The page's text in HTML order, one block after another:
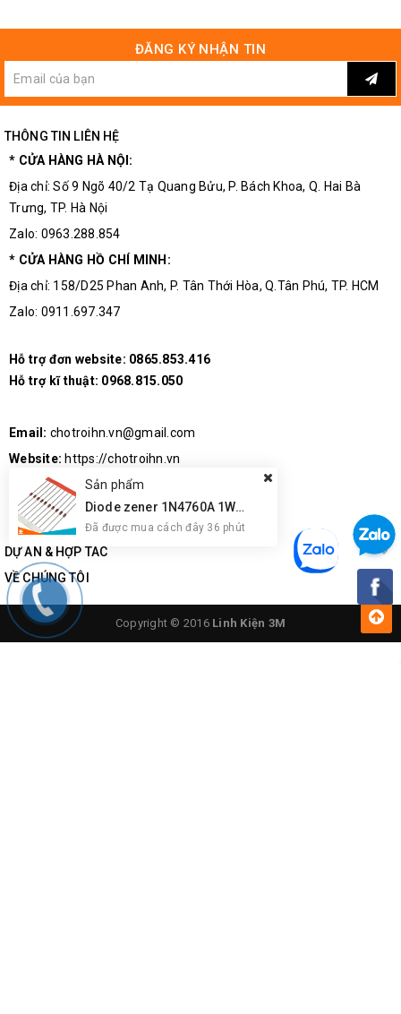
Dây Kết Nối Của Cảm Biến Công Tắc Cảm Biến Nam
Châm Vuông Góc
ĐĂNG KÝ NHẬN TIN
THÔNG TIN LIÊN HỆ
* CỬA HÀNG HÀ NỘI:
Địa chỉ: Số 9 Ngõ 40/2 Tạ Quang Bửu, P. Bách Khoa, Q. Hai Bà
Trưng, TP. Hà Nội
Zalo: 0963.288.854
* CỬA HÀNG HỒ CHÍ MINH:
Địa chỉ: 158/D25 Phan Anh, P. Tân Thới Hòa, Q.Tân Phú, TP. HCM
Zalo: 0911.697.347
Hỗ trợ đơn website: 0865.853.416
Hỗ trợ kĩ thuật: 0968.815.050
Email: chotroihn.vn@gmail.com
Website: https://chotroihn.vn
DỰ ÁN & HỢP TÁC
VỀ CHÚNG TÔI
Copyright © 2016 Linh Kiện 3M
Sản phẩm
Diode zener 1N4760A 1W 68V DO-41
Đã được mua cách đây 36 phút